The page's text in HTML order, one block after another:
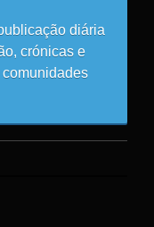
diária
crónicas e